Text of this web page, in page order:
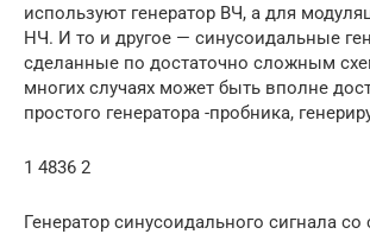
используют генератор ВЧ, а для
НЧ. И то и другое — синусоидальные
сделанные по достаточно сложным
многих случаях может быть вполне
простого генератора -пробника,
1 4836 2
Генератор синусоидального сигнала со